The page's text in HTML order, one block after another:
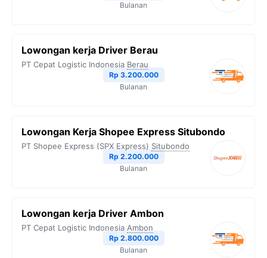
Bulanan
Lowongan kerja Driver Berau
PT Cepat Logistic Indonesia Berau
Rp 3.200.000
Bulanan
Lowongan Kerja Shopee Express Situbondo
PT Shopee Express (SPX Express) Situbondo
Rp 2.200.000
Bulanan
Lowongan kerja Driver Ambon
PT Cepat Logistic Indonesia Ambon
Rp 2.800.000
Bulanan